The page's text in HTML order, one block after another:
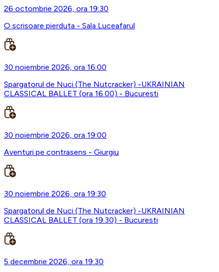
26 octombrie 2026, ora 19:30
O scrisoare pierduta - Sala Luceafarul
30 noiembrie 2026, ora 16:00
Spargatorul de Nuci (The Nutcracker) -UKRAINIAN
CLASSICAL BALLET (ora 16.00) - Bucuresti
30 noiembrie 2026, ora 19:00
Aventuri pe contrasens - Giurgiu
30 noiembrie 2026, ora 19:30
Spargatorul de Nuci (The Nutcracker) -UKRAINIAN
CLASSICAL BALLET (ora 19.30) - Bucuresti
5 decembrie 2026, ora 19:30